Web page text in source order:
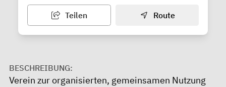
Teilen Route
BESCHREIBUNG:
Verein zur organisierten, gemeinsamen Nutzung